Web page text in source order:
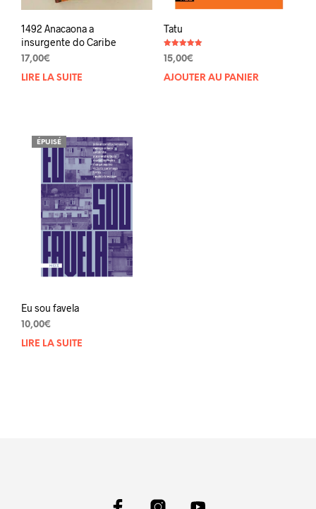
1492 Anacaona a
insurgente do Caribe
17,00€
LIRE LA SUITE
Tatu
5.00
15,00€
AJOUTER AU PANIER
ÉPUISÉ
Eu sou favela
10,00€
LIRE LA SUITE